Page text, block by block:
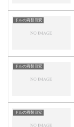
ドルの両替目安
ドルの両替目安
ドルの両替目安